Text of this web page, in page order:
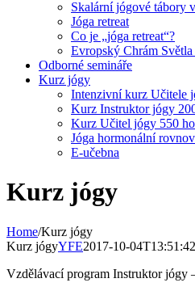
Skalární jógové tábory
Jóga retreat
Co je „jóga retreat“?
Evropský Chrám Světla
Odborné semináře
Kurz jógy
Intenzivní kurz Učitele
Kurz Instruktor jógy
Kurz Učitel jógy 550
Jóga hormonální
E-učebna
Kurz jógy
Home/Kurz jógy
Kurz jógyYFE2017-10-
Vzdělávací program Instruktor jógy